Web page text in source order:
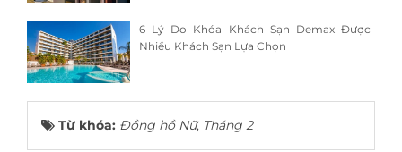
6 Lý Do Khóa Khách Sạn Demax Được
Nhiều Khách Sạn Lựa Chọn
Từ khóa: Đồng hồ Nữ, Tháng 2